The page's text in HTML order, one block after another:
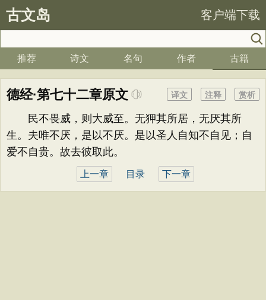
古文岛 客户端下载
推荐 诗文 名句 作者 古籍
德经·第七十二章原文 赏析
注释
译文
民不畏威，则大威至。无狎其所居，无厌其所
生。夫唯不厌，是以不厌。是以圣人自知不自见；自
爱不自贵。故去彼取此。
上一章 目录 下一章